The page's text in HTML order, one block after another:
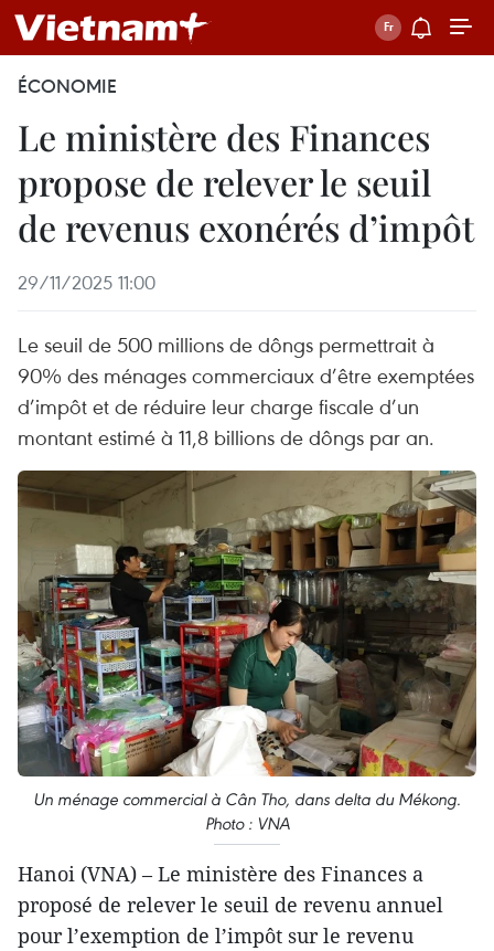
ÉCONOMIE
Le ministère des Finances
propose de relever le seuil
de revenus exonérés d’impôt
29/11/2025 11:00
Le seuil de 500 millions de dôngs permettrait à
90% des ménages commerciaux d’être exemptées
d’impôt et de réduire leur charge fiscale d’un
montant estimé à 11,8 billions de dôngs par an.
Un ménage commercial à Cân Tho, dans delta du Mékong.
Photo : VNA
Hanoi (VNA) – Le ministère des Finances a
proposé de relever le seuil de revenu annuel
pour l’exemption de l’impôt sur le revenu